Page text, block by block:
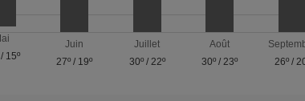
15º
Juin
27º / 19º
Juillet
30º/ 22º
Août
30º /23º
26º/